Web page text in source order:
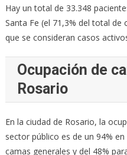
Hay un total de 33.348
Santa Fe (el 71,3% del total de
que se consideran casos
Ocupación de
Rosario
En la ciudad de Rosario, la
sector público es de un 94%
camas generales y del 48%